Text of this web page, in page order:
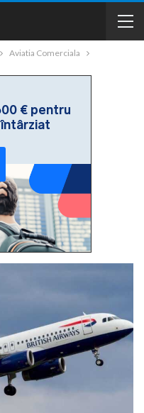
Aviatia Comerciala